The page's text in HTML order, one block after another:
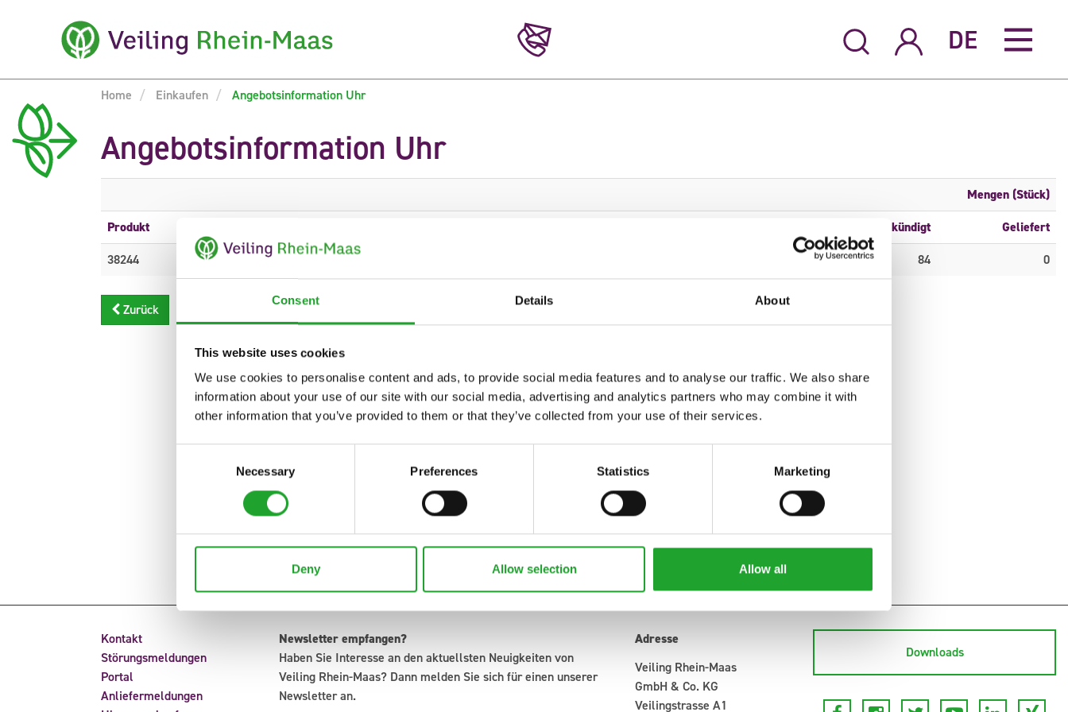
Consent Details About
This website uses cookies
We use cookies to personalise content and ads, to provide social media features and to analyse our traffic. We also share
information about your use of our site with our social media, advertising and analytics partners who may combine it with
other information that you’ve provided to them or that they’ve collected from your use of their services.
Necessary Preferences Statistics Marketing
Deny Allow selection Allow all
DE
Home Einkaufen Angebotsinformation Uhr
Angebotsinformation Uhr
Mengen (Stück)
Produkt
Angekündigt
Geliefert
38244
THUJA OC SMARAGD 84 0
Zurück
Kontakt
Störungsmeldungen
Portal
Anliefermeldungen
Newsletter empfangen?
Haben Sie Interesse an den aktuellsten Neuigkeiten von
Veiling Rhein-Maas? Dann melden Sie sich für einen unserer
Newsletter an.
Adresse
Veiling Rhein-Maas
GmbH & Co. KG
Veilingstrasse A1
Downloads